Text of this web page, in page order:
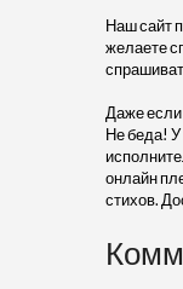
Наш сайт
желаете
Даже если
Не беда! У
онлайн
стихов.